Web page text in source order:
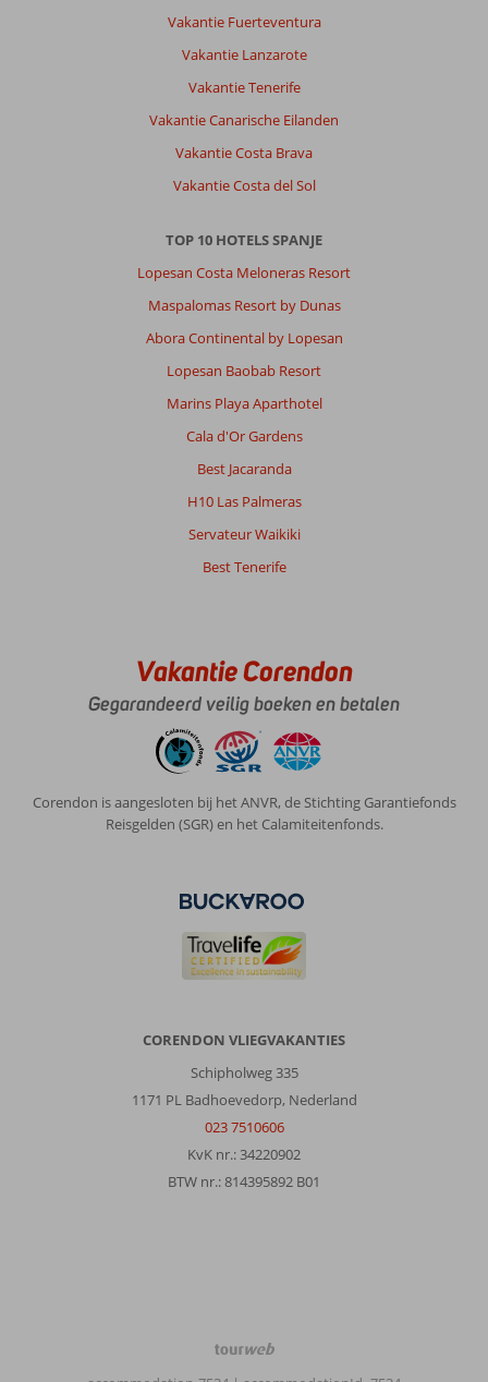
Vakantie Fuerteventura
Vakantie Lanzarote
Vakantie Tenerife
Vakantie Canarische Eilanden
Vakantie Costa Brava
Vakantie Costa del Sol
TOP 10 HOTELS SPANJE
Lopesan Costa Meloneras Resort
Maspalomas Resort by Dunas
Abora Continental by Lopesan
Lopesan Baobab Resort
Marins Playa Aparthotel
Cala d'Or Gardens
Best Jacaranda
H10 Las Palmeras
Servateur Waikiki
Best Tenerife
Vakantie Corendon
Gegarandeerd veilig boeken en betalen
Corendon is aangesloten bij het ANVR, de Stichting Garantiefonds
Reisgelden (SGR) en het Calamiteitenfonds.
CORENDON VLIEGVAKANTIES
Schipholweg 335
1171 PL Badhoevedorp, Nederland
023 7510606
KvK nr.: 34220902
BTW nr.: 814395892 B01
TourWeb